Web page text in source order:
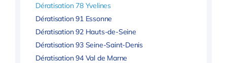
Dératisation 78 Yvelines
Dératisation 91 Essonne
Dératisation 92 Hauts-de-Seine
Dératisation 93 Seine-Saint-Denis
Dératisation 94 Val de Marne